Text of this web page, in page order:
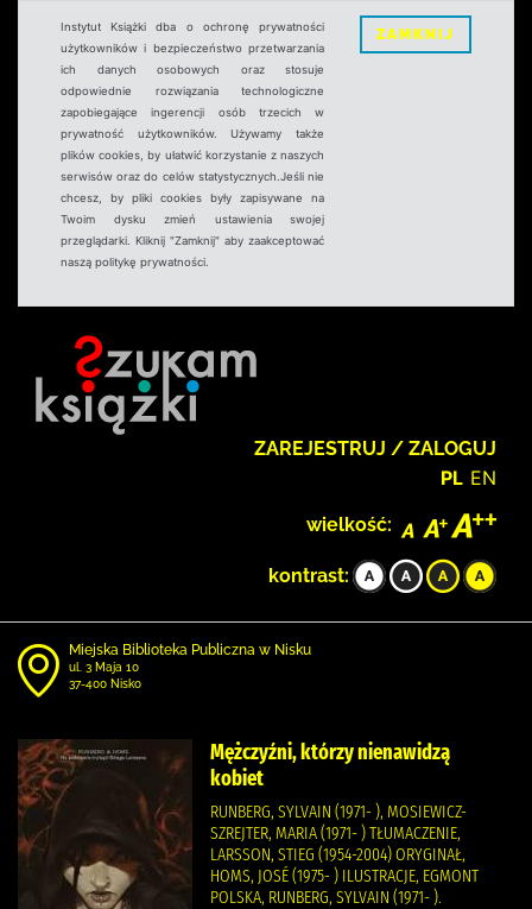
Instytut Książki dba o ochronę prywatności
użytkowników i bezpieczeństwo przetwarzania
ich danych osobowych oraz stosuje
odpowiednie rozwiązania technologiczne
zapobiegające ingerencji osób trzecich w
prywatność użytkowników. Używamy także
plików cookies, by ułatwić korzystanie z naszych
serwisów oraz do celów statystycznych.Jeśli nie
chcesz, by pliki cookies były zapisywane na
Twoim dysku zmień ustawienia swojej
przeglądarki. Kliknij "Zamknij" aby zaakceptować
naszą politykę prywatności.
ZAMKNIJ
ZAREJESTRUJ / ZALOGUJ
PL EN
wielkość:
kontrast:
Miejska Biblioteka Publiczna w Nisku
ul. 3 Maja 10
37-400 Nisko
Mężczyźni, którzy nienawidzą
kobiet
RUNBERG, SYLVAIN (1971- ), MOSIEWICZ-
SZREJTER, MARIA (1971- ) TŁUMACZENIE,
LARSSON, STIEG (1954-2004) ORYGINAŁ,
HOMS, JOSÉ (1975- ) ILUSTRACJE, EGMONT
POLSKA, RUNBERG, SYLVAIN (1971- ).